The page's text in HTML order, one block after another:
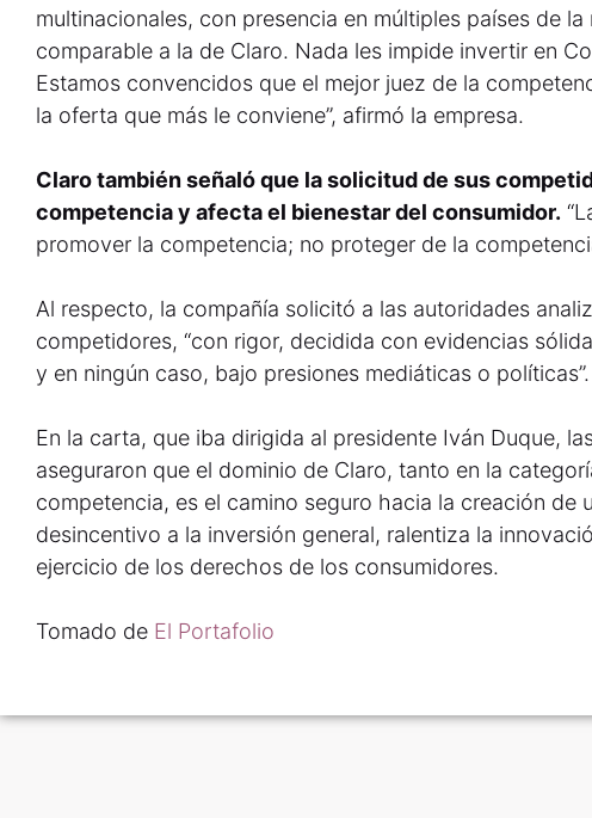
multinacionales, con presencia en múltiples países de
comparable a la de Claro. Nada les impide invertir en
Estamos convencidos que el mejor juez de la
la oferta que más le conviene”, afirmó la empresa.
Claro también señaló que la solicitud de sus
competencia y afecta el bienestar del consumidor.
promover la competencia; no proteger de la
Al respecto, la compañía solicitó a las autoridades
competidores, “con rigor, decidida con evidencias
y en ningún caso, bajo presiones mediáticas o políticas”.
En la carta, que iba dirigida al presidente Iván Duque,
aseguraron que el dominio de Claro, tanto en la
competencia, es el camino seguro hacia la creación de
desincentivo a la inversión general, ralentiza la
ejercicio de los derechos de los consumidores.
Tomado de El Portafolio